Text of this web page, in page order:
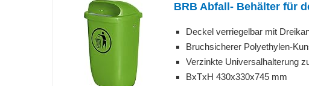
BRB Abfall- Behälter für
Deckel verriegelbar mit
Bruchsicherer Polyethylen-
Verzinkte Universalhalterung
BxTxH 430x330x745 mm